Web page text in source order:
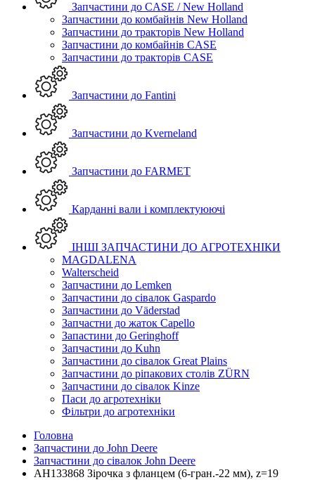
Запчастини до CASE / New Holland
Запчастини до комбайнів New Holland
Запчастини до тракторів New Holland
Запчастини до комбайнів CASE
Запчастини до тракторів CASE
Запчастини до Fantini
Запчастини до Kverneland
Запчастини до FARMET
Карданні вали і комплектуюючі
ІНШІ ЗАПЧАСТИНИ ДО АГРОТЕХНІКИ
MAGDALENA
Walterscheid
Запчастини до Lemken
Запчастини до сівалок Gaspardo
Запчастини до Väderstad
Запчастни до жаток Capello
Запастини до Geringhoff
Запчастини до Kuhn
Запчастини до сівалок Great Plains
Запчастини до ріпакових столів ZÜRN
Запчастини до сівалок Kinze
Паси до агротехніки
Фільтри до агротехніки
Головна
Запчастини до John Deere
Запчастини до сівалок John Deere
AH133868 Зірочка з фланцем (6-гран.-22 мм), z=19